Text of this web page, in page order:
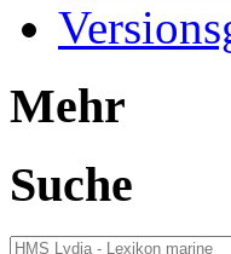
Mehr
Suche